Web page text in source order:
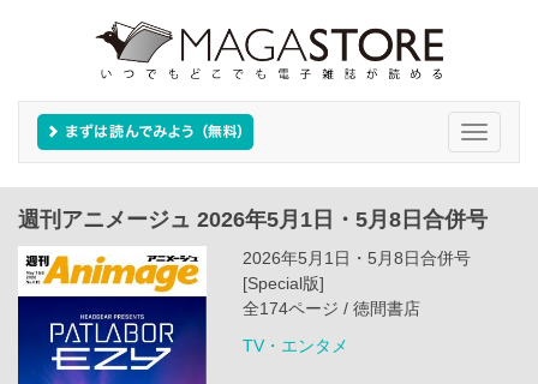
Toggle
週刊アニメージュ 2026年5月1日・5月8日合併号
2026年5月1日・5月8日合併号
[Special版]
全174ページ / 徳間書店
TV・エンタメ